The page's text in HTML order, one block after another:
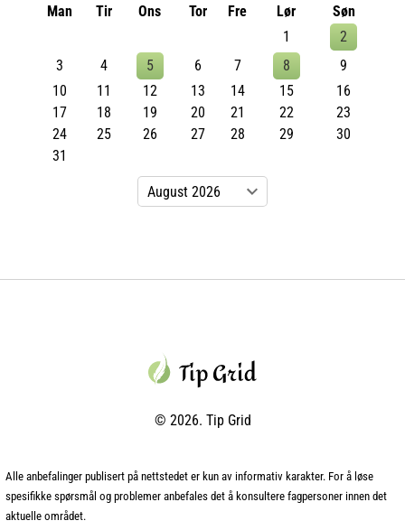
Man
Tir Ons Tor Fre Lør
Søn
1
2
3
4 5 6 7 8
9
10
11 12 13 14 15
16
17
18 19 20 21 22
23
24
25 26 27 28 29
30
31
© 2026. Tip Grid
Alle anbefalinger publisert på nettstedet er kun av informativ karakter. For å løse
spesifikke spørsmål og problemer anbefales det å konsultere fagpersoner innen det
aktuelle området.